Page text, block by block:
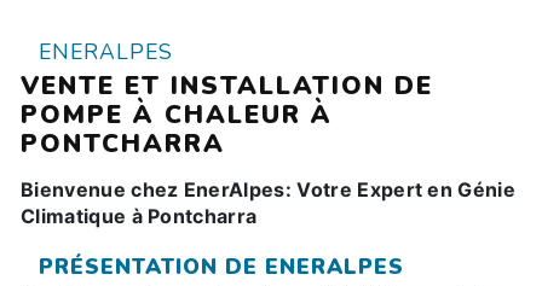
ENERALPES
VENTE ET INSTALLATION DE
POMPE À CHALEUR À
PONTCHARRA
Bienvenue chez EnerAlpes: Votre Expert en Génie
Climatique à Pontcharra
PRÉSENTATION DE ENERALPES